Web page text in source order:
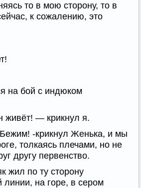
то в мою сторону, то в
к сожалению, это
на бой с индюком
живёт! — крикнул я.
-крикнул Женька, и мы
толкаясь плечами, но не
другу первенство.
жил по ту сторону
на горе, в сером